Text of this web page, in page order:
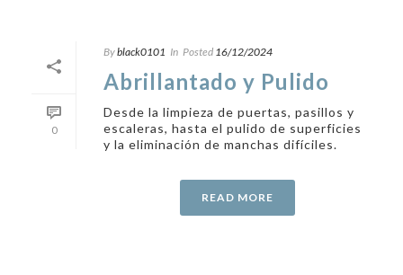
0
Byblack0101 In Posted 16/12/2024
Abrillantado y Pulido
Desde la limpieza de puertas, pasillos y
escaleras, hasta el pulido de superficies
y la eliminación de manchas difíciles.
READ MORE